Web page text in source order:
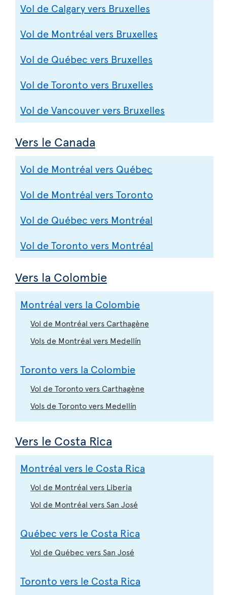
Vol de Calgary vers Bruxelles
Vol de Montréal vers Bruxelles
Vol de Québec vers Bruxelles
Vol de Toronto vers Bruxelles
Vol de Vancouver vers Bruxelles
Vers le Canada
Vol de Montréal vers Québec
Vol de Montréal vers Toronto
Vol de Québec vers Montréal
Vol de Toronto vers Montréal
Vers la Colombie
Montréal vers la Colombie
Vol de Montréal vers Carthagène
Vols de Montréal vers Medellín
Toronto vers la Colombie
Vol de Toronto vers Carthagène
Vols de Toronto vers Medellín
Vers le Costa Rica
Montréal vers le Costa Rica
Vol de Montréal vers Liberia
Vol de Montréal vers San José
Québec vers le Costa Rica
Vol de Québec vers San José
Toronto vers le Costa Rica